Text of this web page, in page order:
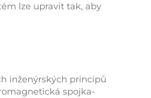
lze upravit tak, aby
inženýrských principů
spojka-